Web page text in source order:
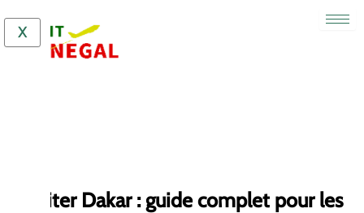
contenu
X
Visiter Dakar : guide complet pour les